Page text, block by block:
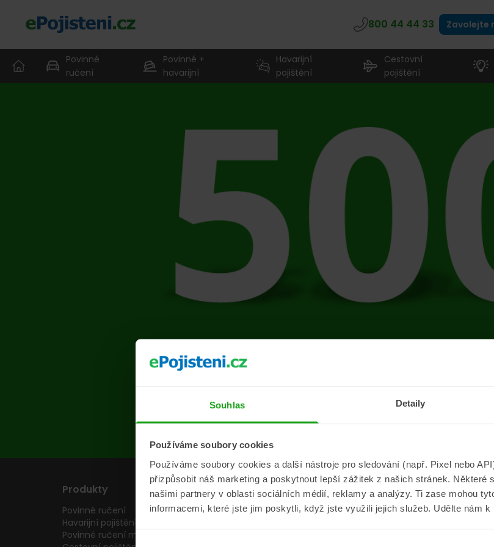
Souhlas Detaily
Používáme soubory cookies
Používáme soubory cookies a další nástroje pro sledování (např. Pixel nebo
přizpůsobit náš marketing a poskytnout lepší zážitek z našich stránek. Některé
našimi partnery v oblasti sociálních médií, reklamy a analýzy. Ti zase mohou
informacemi, které jste jim poskytli, když jste využili jejich služeb. Udělte nám
800 44 44 33 Zavolejte
Povinné
ručení
Povinné +
havarijní
Havarijní
pojištění
Cestovní
pojištění
Na stránce se
Přejít na úvodní stránku
Produkty
Povinné ručení
Havarijní pojištění
Povinné ručení motocyklu
Pojišťovny
Pojišťovny
Informace
Aktuality